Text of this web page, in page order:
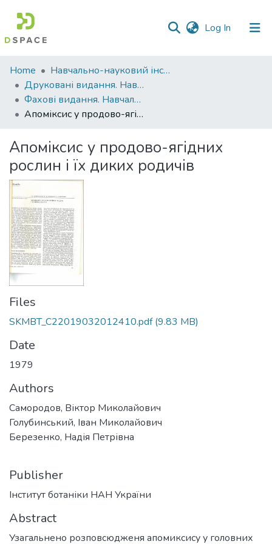
Log In (current)
Communities
&
Collections
Statistics
Home
Навчально-науковий інститут агротехнологій, селекції та екології
Друковані видання. Навчально-науковий інститут агротехнологій, селекції та екології
Фахові видання. Навчально-науковий інститут агротехнологій, селекції та екології
Апоміксис у продово-ягідних рослин і їх диких родичів
Апоміксис у продово-ягідних
рослин і їх диких родичів
Files
SKMBT_C22019032012410.pdf(9.83 MB)
Date
1979
Authors
Самородов, Віктор Миколайович
Голубинський, Іван Миколайович
Березенко, Надія Петрівна
Publisher
Інститут ботаніки НАН України
Abstract
Узагальнено розповсюдженя апомиксису у головних